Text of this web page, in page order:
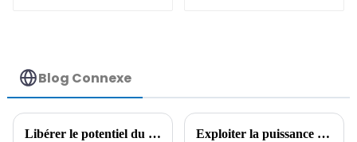
Blog Connexe
Libérer le potentiel du commerce mondial : les additifs conducteurs brillent à la 137e Foire de Canton, qui bat tous les records Exploiter la puissance des meilleurs agents de résistance à la chaleur pour conquérir les marchés mondiaux depuis la Chine